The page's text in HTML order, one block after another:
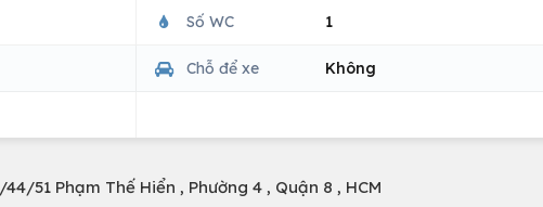
Số WC 1
Chỗ để xe Không
51 Phạm Thế Hiển , Phường 4 , Quận 8 , HCM